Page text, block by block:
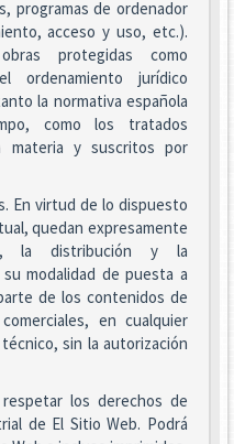
programas de ordenador
acceso y uso, etc.).
protegidas como
ordenamiento jurídico
la normativa española
como los tratados
materia y suscritos por
En virtud de lo dispuesto
quedan expresamente
la distribución y la
modalidad de puesta a
de los contenidos de
en cualquier
sin la autorización
los derechos de
de El Sitio Web. Podrá